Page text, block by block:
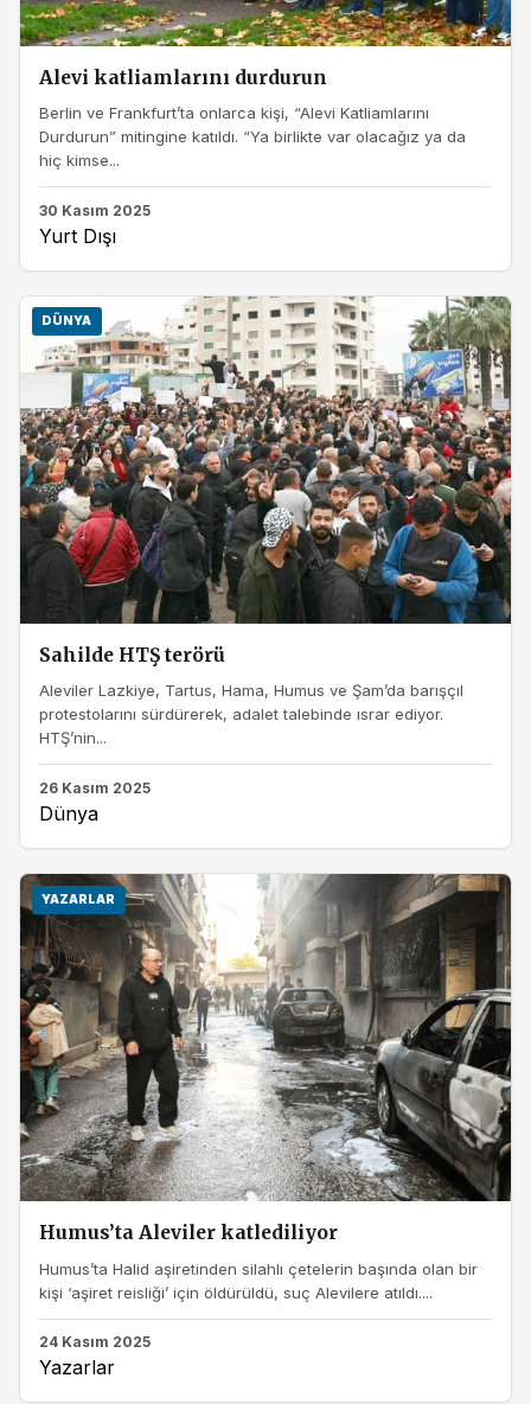
Alevi katliamlarını durdurun
Berlin ve Frankfurt’ta onlarca kişi, “Alevi Katliamlarını
Durdurun” mitingine katıldı. “Ya birlikte var olacağız ya da
hiç kimse...
30 Kasım 2025
Yurt Dışı
DÜNYA
Sahilde HTŞ terörü
Aleviler Lazkiye, Tartus, Hama, Humus ve Şam’da barışçıl
protestolarını sürdürerek, adalet talebinde ısrar ediyor.
HTŞ’nin...
26 Kasım 2025
Dünya
YAZARLAR
Humus’ta Aleviler katlediliyor
Humus’ta Halid aşiretinden silahlı çetelerin başında olan bir
kişi ‘aşiret reisliği’ için öldürüldü, suç Alevilere atıldı....
24 Kasım 2025
Yazarlar